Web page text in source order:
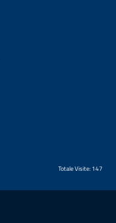
Totale Visite: 147